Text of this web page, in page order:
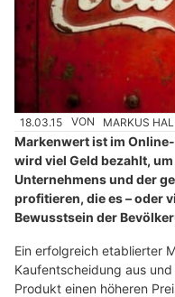
18.03.15 VON MARKUS
Markenwert ist im
wird viel Geld bezahlt,
Unternehmens und der
profitieren, die es – oder
Bewusstsein der
Ein erfolgreich etablierter
Kaufentscheidung aus
Produkt einen höheren